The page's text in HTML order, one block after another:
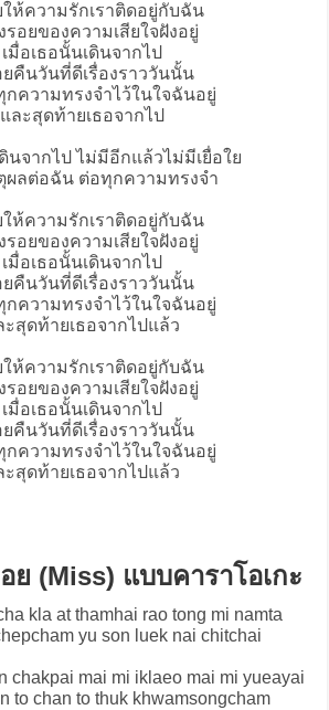
ห้ความรักเราติดอยู่กับฉัน
รอยของความเสียใจฝังอยู่
เมื่อเธอนั้นเดินจากไป
คืนวันที่ดีเรื่องราววันนั้น
กความทรงจำไว้ในใจฉันอยู่
และสุดท้ายเธอจากไป
นจากไป ไม่มีอีกแล้วไม่มีเยื่อใย
ผลต่อฉัน ต่อทุกความทรงจำ
ห้ความรักเราติดอยู่กับฉัน
รอยของความเสียใจฝังอยู่
เมื่อเธอนั้นเดินจากไป
คืนวันที่ดีเรื่องราววันนั้น
กความทรงจำไว้ในใจฉันอยู่
ะสุดท้ายเธอจากไปแล้ว
ห้ความรักเราติดอยู่กับฉัน
รอยของความเสียใจฝังอยู่
เมื่อเธอนั้นเดินจากไป
คืนวันที่ดีเรื่องราววันนั้น
กความทรงจำไว้ในใจฉันอยู่
ะสุดท้ายเธอจากไปแล้ว
ย (Miss) แบบคาราโอเกะ
kla at thamhai rao tong mi namta
yu son luek nai chitchai
chakpai mai mi iklaeo mai mi yueayai
to chan to thuk khwamsongcham